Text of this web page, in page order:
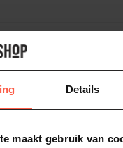
Details
maakt gebruik van
koken/